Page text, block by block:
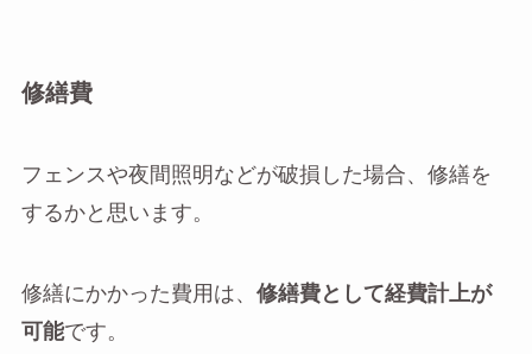
修繕費
フェンスや夜間照明などが破損した場合、修繕を
するかと思います。
修繕にかかった費用は、 修繕費として経費計上が
可能です。